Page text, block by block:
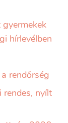
hírlevélben
rendőrség
nyílt